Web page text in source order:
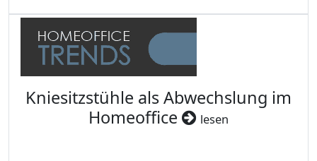
Kniesitzstühle als Abwechslung im
Homeoffice
lesen